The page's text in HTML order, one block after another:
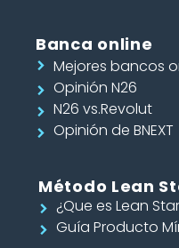
Banca online
Mejores bancos
Opinión N26
N26 vs.Revolut
Opinión de BNEXT
Método Lean
¿Que es Lean
Guía Producto